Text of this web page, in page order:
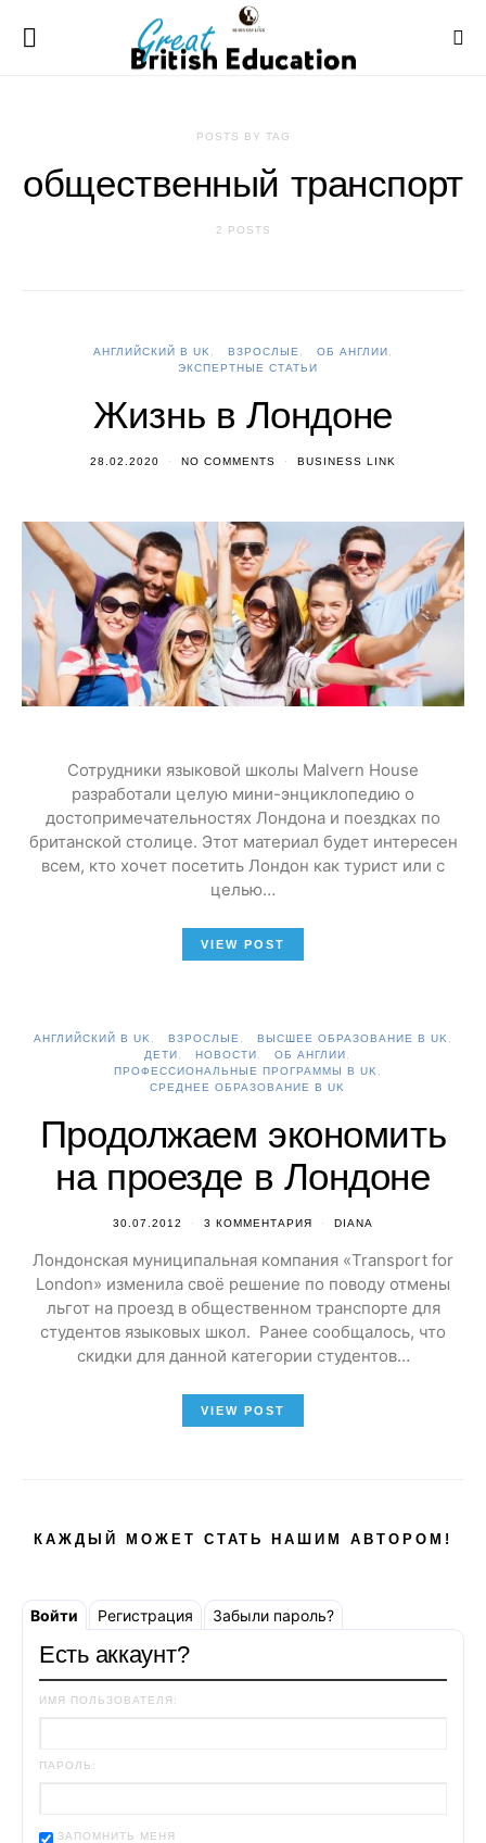
POSTS BY TAG
общественный транспорт
2 POSTS
АНГЛИЙСКИЙ В UK ВЗРОСЛЫЕ
ОБ АНГЛИИ
ЭКСПЕРТНЫЕ СТАТЬИ
Жизнь в Лондоне
28.02.2020 NO COMMENTS BUSINESS LINK
Сотрудники языковой школы Malvern House
разработали целую мини-энциклопедию о
достопримечательностях Лондона и поездках по
британской столице. Этот материал будет интересен
всем, кто хочет посетить Лондон как турист или с
целью…
VIEW POST
АНГЛИЙСКИЙ В UK ВЗРОСЛЫЕ
ВЫСШЕЕ ОБРАЗОВАНИЕ В UK
ДЕТИ
НОВОСТИ
ОБ АНГЛИИ
ПРОФЕССИОНАЛЬНЫЕ ПРОГРАММЫ В UK
СРЕДНЕЕ ОБРАЗОВАНИЕ В UK
Продолжаем экономить
на проезде в Лондоне
30.07.2012 3 КОММЕНТАРИЯ DIANA
Лондонская муниципальная компания «Transport for
London» изменила своё решение по поводу отмены
льгот на проезд в общественном транспорте для
студентов языковых школ. Ранее сообщалось, что
скидки для данной категории студентов…
VIEW POST
КАЖДЫЙ МОЖЕТ СТАТЬ НАШИМ АВТОРОМ!
Войти Регистрация Забыли пароль?
Есть аккаунт?
ИМЯ ПОЛЬЗОВАТЕЛЯ:
ПАРОЛЬ:
ЗАПОМНИТЬ МЕНЯ